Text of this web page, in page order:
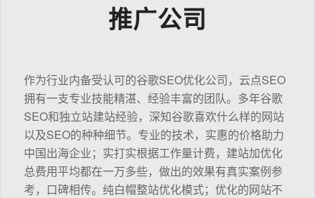
推广公司
作为行业内备受认可的谷歌SEO优化公司，云点SEO
拥有一支专业技能精湛、经验丰富的团队。多年谷歌
SEO和独立站建站经验，深知谷歌喜欢什么样的网站
以及SEO的种种细节。专业的技术，实惠的价格助力
中国出海企业；实打实根据工作量计费，建站加优化
总费用平均都在一万多些，做出的效果有真实案例参
考，口碑相传。纯白帽整站优化模式；优化的网站不